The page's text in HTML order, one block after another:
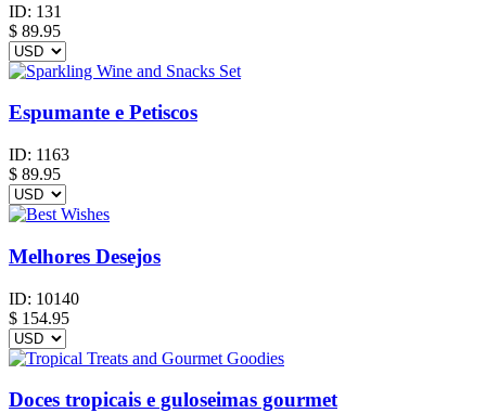
ID: 131
$ 89.95
Espumante e Petiscos
ID: 1163
$ 89.95
Melhores Desejos
ID: 10140
$ 154.95
Doces tropicais e guloseimas gourmet